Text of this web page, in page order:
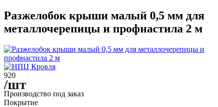
Разжелобок крыши малый 0,5 мм для
металлочерепицы и профнастила 2 м
920
/шт
Производство под заказ
Покрытие